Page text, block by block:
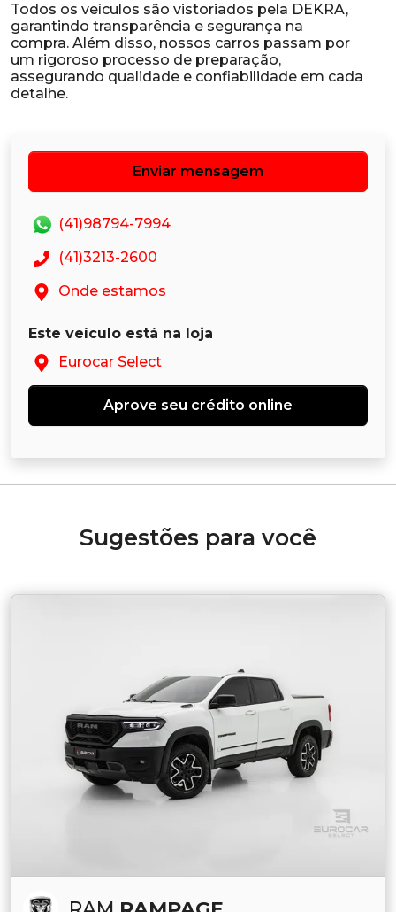
Todos os veículos são vistoriados pela DEKRA,
garantindo transparência e segurança na
compra. Além disso, nossos carros passam por
um rigoroso processo de preparação,
assegurando qualidade e confiabilidade em cada
Enviar mensagem
(41)98794-7994
(41)3213-2600
Onde estamos
Este veículo está na loja
Eurocar Select
Aprove seu crédito online
Sugestões para você